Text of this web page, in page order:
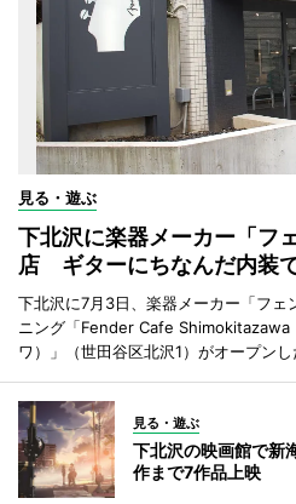
見る・遊ぶ
下北沢に楽器メーカー「フ
店 ギターにちなんだ内装
下北沢に7月3日、楽器メーカー「フェ
ニング「Fender Cafe Shimokitazawa
ワ）」（世田谷区北沢1）がオープンし
見る・遊ぶ
下北沢の映画館で
作まで7作品上映